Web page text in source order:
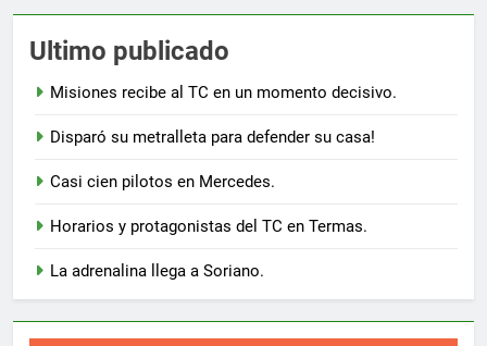
Ultimo publicado
Misiones recibe al TC en un momento decisivo.
Disparó su metralleta para defender su casa!
Casi cien pilotos en Mercedes.
Horarios y protagonistas del TC en Termas.
La adrenalina llega a Soriano.